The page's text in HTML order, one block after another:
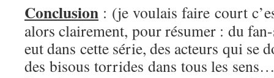
Conclusion : (je voulais faire court
alors clairement, pour résumer : du
eut dans cette série, des acteurs qui
des bisous torrides dans tous les